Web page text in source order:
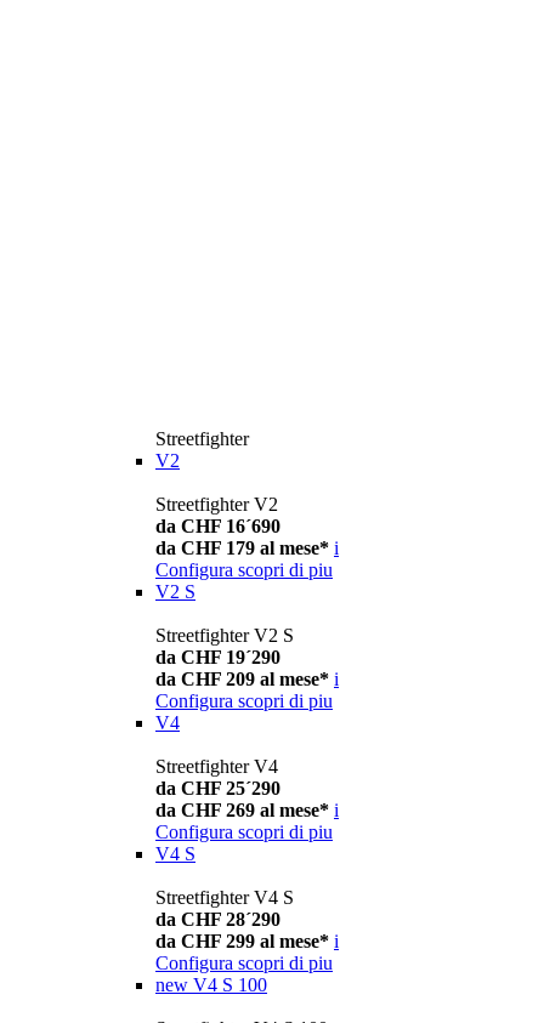
Streetfighter
V2
Streetfighter V2
da CHF 16´690
da CHF 179 al mese* i
Configura scopri di piu
V2 S
Streetfighter V2 S
da CHF 19´290
da CHF 209 al mese* i
Configura scopri di piu
V4
Streetfighter V4
da CHF 25´290
da CHF 269 al mese* i
Configura scopri di piu
V4 S
Streetfighter V4 S
da CHF 28´290
da CHF 299 al mese* i
Configura scopri di piu
new V4 S 100